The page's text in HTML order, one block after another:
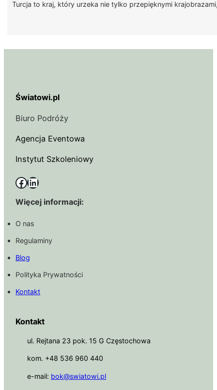
Turcja to kraj, który urzeka nie tylko przepięknymi
Światowi.pl
Biuro Podróży
Agencja Eventowa
Instytut Szkoleniowy
Facebook LinkedIn
Więcej informacji:
O nas
Regulaminy
Blog
Polityka Prywatności
Kontakt
Kontakt
ul. Rejtana 23 pok. 15 G Częstochowa
kom. +48 536 960 440
e-mail: bok@swiatowi.pl